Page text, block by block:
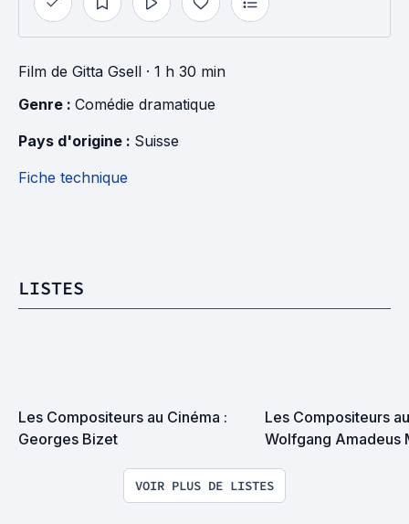
Film de Gitta Gsell · 1 h 30 min
Genre : Comédie dramatique
Pays d'origine : Suisse
Fiche technique
LISTES
Les Compositeurs au Cinéma :
Georges Bizet
Les Compositeurs
Wolfgang Amadeus
VOIR PLUS DE LISTES